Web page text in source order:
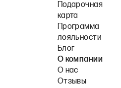
Подарочная
карта
Программа
лояльности
Блог
О компании
О нас
Отзывы